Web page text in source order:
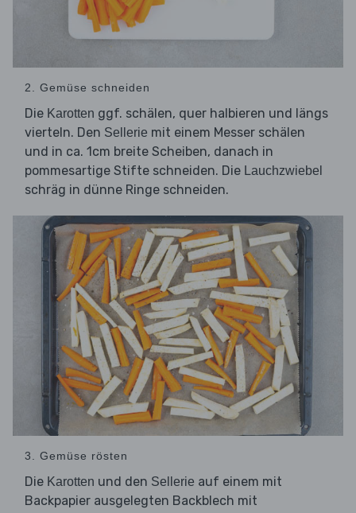
2. Gemüse schneiden
Die Karotten ggf. schälen, quer halbieren und längs
vierteln. Den Sellerie mit einem Messer schälen
und in ca. 1cm breite Scheiben, danach in
pommesartige Stifte schneiden. Die Lauchzwiebel
schräg in dünne Ringe schneiden.
3. Gemüse rösten
Die Karotten und den Sellerie auf einem mit
Backpapier ausgelegten Backblech mit